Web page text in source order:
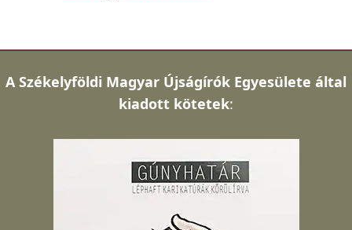
A Székelyföldi Magyar Újságírók Egyesülete által
kiadott kötetek: